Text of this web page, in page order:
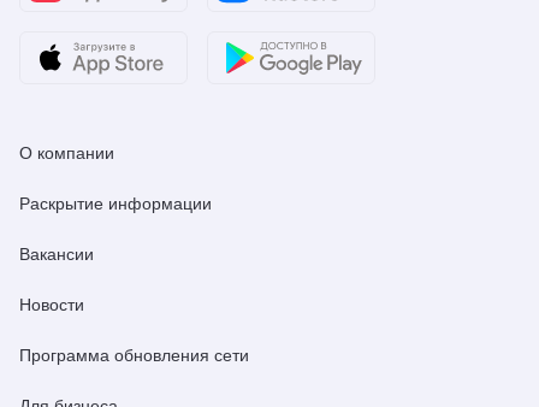
О компании
Раскрытие информации
Вакансии
Новости
Программа обновления сети